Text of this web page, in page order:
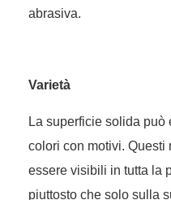
abrasiva.
Varietà
La superficie solida può
colori con motivi.
essere visibili in tutta la
piuttosto che solo sulla